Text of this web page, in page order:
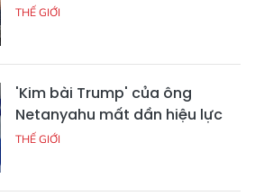
THẾ GIỚI
'Kim bài Trump' của ông
Netanyahu mất dần hiệu lực
THẾ GIỚI